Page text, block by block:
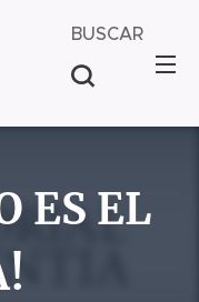
BUSCAR
ES EL